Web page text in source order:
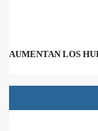
AUMENTAN LOS